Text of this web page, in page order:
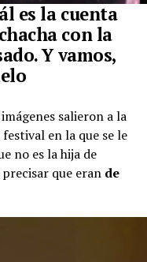
es la cuenta
con la
Y vamos,
salieron a la
en la que se le
no es la hija de
que eran de